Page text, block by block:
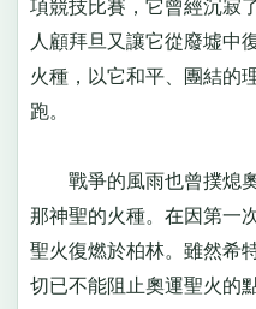
項競技比賽，它曾經沉寂
人顧拜旦又讓它從廢墟中
火種，以它和平、團結的
跑。
戰爭的風雨也曾撲熄奧
那神聖的火種。在因第一
聖火復燃於柏林。雖然希
切已不能阻止奧運聖火的